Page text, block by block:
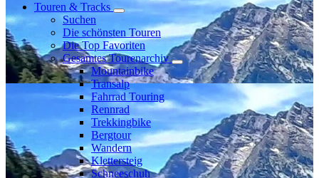
Touren & Tracks
Suchen
Die schönsten Touren
Die Top Favoriten
Gesamtes Tourenarchiv
Mountainbike
Transalp
Fahrrad Touring
Rennrad
Trekkingbike
Bergtour
Wandern
Klettersteig
Schneeschuh